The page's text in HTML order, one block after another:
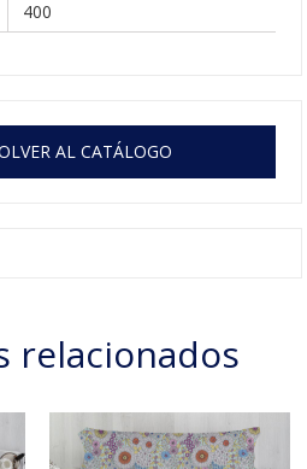
400
AL CATÁLOGO
relacionados